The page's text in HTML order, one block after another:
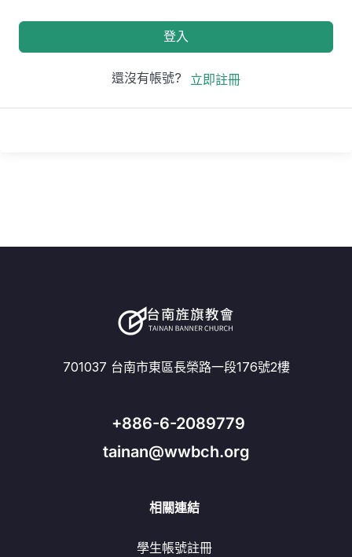
登入
還沒有帳號? 立即註冊
701037 台南市東區長榮路一段176號2樓
+886-6-2089779
tainan@wwbch.org
相關連結
學生帳號註冊